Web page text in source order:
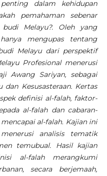
dalam kehidupan
pemahaman sebenar
Melayu?. Oleh yang
mengupas tentang
Melayu dari perspektif
Profesional menerusi
Awang Sariyan, sebagai
Kesusasteraan. Kertas
definisi al-falah, faktor-
al-falah dan cabaran-
al-falah. Kajian ini
analisis tematik
temubual. Hasil kajian
al-falah merangkumi
secara berjemaah,